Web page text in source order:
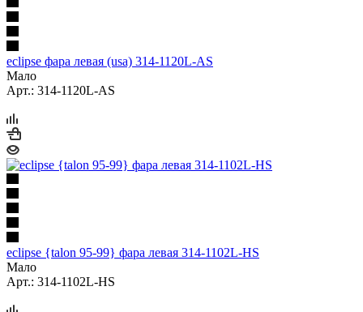
eclipse фара левая (usa) 314-1120L-AS
Мало
Арт.: 314-1120L-AS
eclipse {talon 95-99} фара левая 314-1102L-HS
Мало
Арт.: 314-1102L-HS